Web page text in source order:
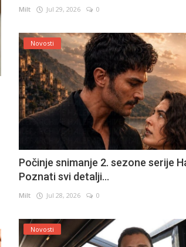
Milt Jul 29, 2026 0
Novosti
Počinje snimanje 2. sezone serije
Poznati svi detalji...
Milt Jul 28, 2026 0
Novosti